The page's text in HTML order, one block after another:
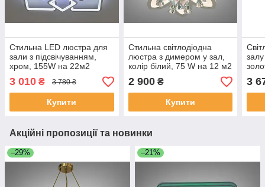
Стильна LED люстра для
зали з підсвічуванням,
хром, 155W на 22м2
3 010 ₴ 3 780 ₴
Купити
Стильна світлодіодна
люстра з димером у зал,
колір білий, 75 W на 12 м2
2038WH-LS
2 900₴
Купити
3
Акційні пропозиції та новинки
–29% –21%